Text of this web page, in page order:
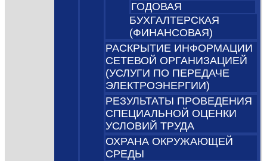
ГОДОВАЯ
БУХГАЛТЕРСКАЯ
(ФИНАНСОВАЯ)
РАСКРЫТИЕ ИНФОРМАЦИИ
СЕТЕВОЙ ОРГАНИЗАЦИЕЙ
(УСЛУГИ ПО ПЕРЕДАЧЕ
ЭЛЕКТРОЭНЕРГИИ)
РЕЗУЛЬТАТЫ ПРОВЕДЕНИЯ
СПЕЦИАЛЬНОЙ ОЦЕНКИ
УСЛОВИЙ ТРУДА
ОХРАНА ОКРУЖАЮЩЕЙ
СРЕДЫ